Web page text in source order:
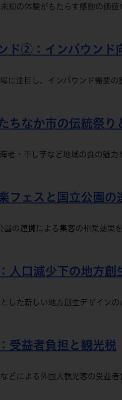
知の体験がもたらす感動の価値
ド②：インバウンド
に注目し、インバウンド需要の
ちなか市の伝統祭り
老・干し芋など地域の食の魅力
フェスと国立公園の
の連携による集客の相乗効果を
人口減少下の地方創
した新しい地方創生デザインの
受益者負担と観光税
どによる外国人観光客の受益者